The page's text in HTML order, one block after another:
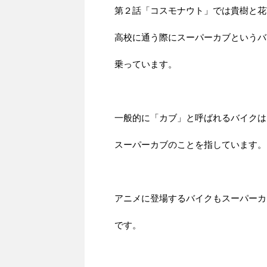
第２話「コスモナウト」では貴樹と
高校に通う際にスーパーカブという
乗っています。
一般的に「カブ」と呼ばれるバイクは
スーパーカブのことを指しています。
アニメに登場するバイクもスーパー
です。